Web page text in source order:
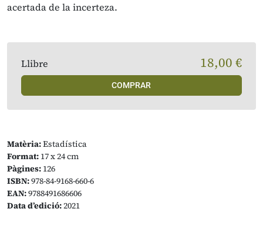
acertada de la incerteza.
Matèria:Estadística
Format: 17 x 24 cm
Pàgines: 126
ISBN:978-84-9168-660-6
EAN:9788491686606
Data d’edició:2021
Llibre 18,00 €
COMPRAR